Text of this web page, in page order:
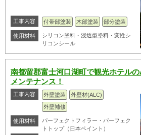
工事内容 付帯部塗装 木部塗装 部分塗装
使用材料
シリコン塗料・浸透型塗料・変性シ
リコンシール
南都留郡富士河口湖町で観光ホテル
メンテナンス！
工事内容 外壁塗装
外壁材(ALC)
外壁補修
使用材料
パーフェクトフィラー・パーフェク
トトップ（日本ペイント）